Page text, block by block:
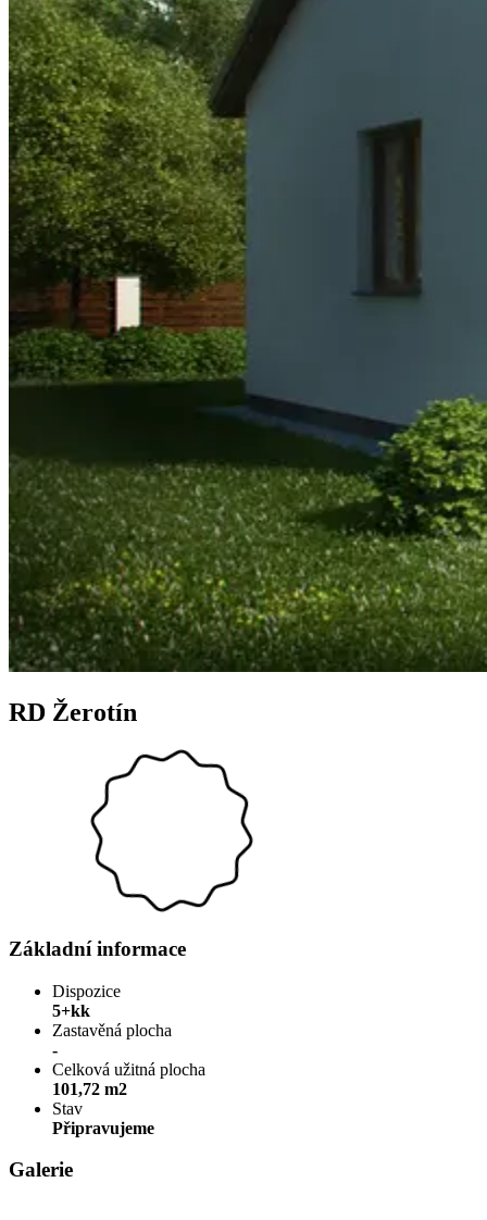
RD Žerotín
Základní informace
Dispozice
5+kk
Zastavěná plocha
-
Celková užitná plocha
101,72 m2
Stav
Připravujeme
Galerie